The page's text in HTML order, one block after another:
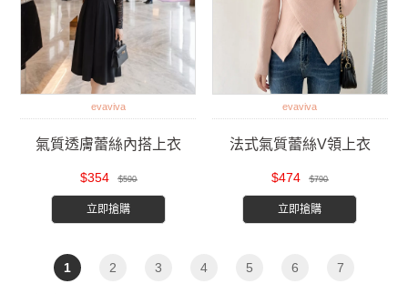
evaviva
氣質透膚蕾絲內搭上衣
$354 $590
立即搶購
evaviva
法式氣質蕾絲V領上衣
$474 $790
立即搶購
1 2 3 4 5 6 7